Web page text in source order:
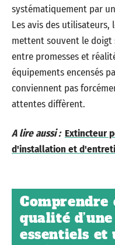
systématiquement par
Les avis des utilisateurs,
mettent souvent le doigt
entre promesses et
équipements encensés
conviennent pas
attentes diffèrent.
A lire aussi : Extincteur
d'installation et
qualité
essentiels et